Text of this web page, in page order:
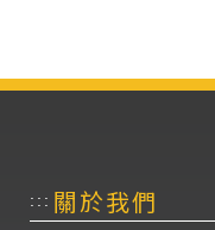
::: 關於我們